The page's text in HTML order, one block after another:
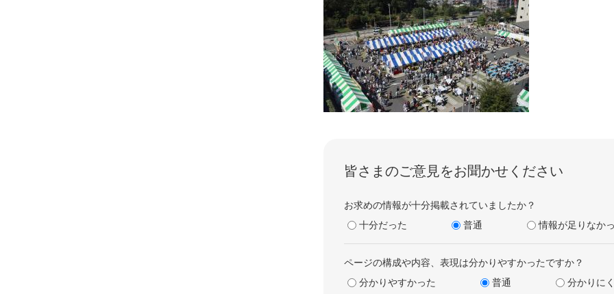
皆さまのご意見をお聞かせください
お求めの情報が十分掲載されていましたか？
十分だった
普通 情報が足りなか
ページの構成や内容、表現は分かりやすかったですか？
分かりやすかった
普通 分かりに